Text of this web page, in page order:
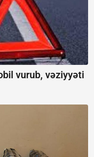
vurub, vəziyyəti